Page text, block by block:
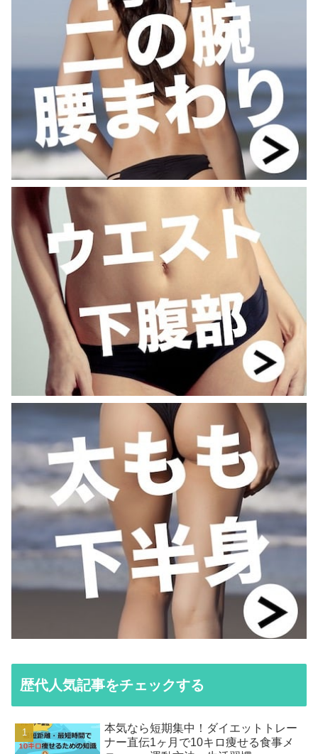
歴代人気記事をチェックする
本気なら短期集中！ダイエットトレー
ナー直伝1ヶ月で10キロ痩せる食事メ